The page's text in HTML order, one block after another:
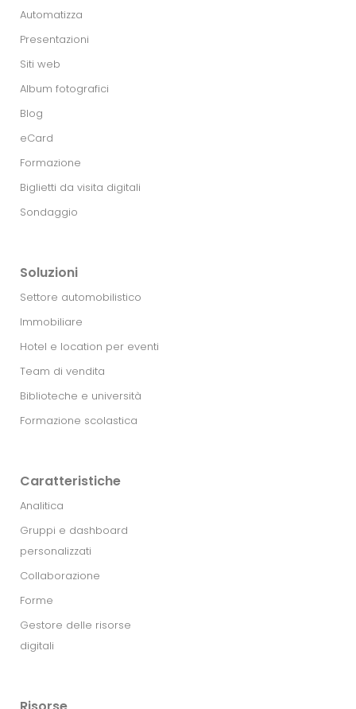
Automatizza
Presentazioni
Siti web
Album fotografici
Blog
eCard
Formazione
Biglietti da visita digitali
Sondaggio
Soluzioni
Settore automobilistico
Immobiliare
Hotel e location per eventi
Team di vendita
Biblioteche e università
Formazione scolastica
Caratteristiche
Analitica
Gruppi e dashboard
personalizzati
Collaborazione
Forme
Gestore delle risorse
digitali